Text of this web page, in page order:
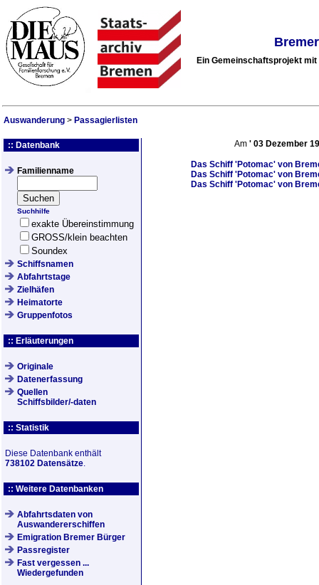
Ein Gemeinschaftsprojekt
Auswanderung > Passagierlisten
:: Datenbank
Familienname
Suchhilfe
exakte Übereinstimmung
GROSS/klein beachten
Soundex
Schiffsnamen
Abfahrtstage
Zielhäfen
Heimatorte
Gruppenfotos
:: Erläuterungen
Originale
Datenerfassung
Quellen
Schiffsbilder/-daten
:: Statistik
Diese Datenbank enthält
738102 Datensätze.
:: Weitere Datenbanken
Abfahrtsdaten von
Auswandererschiffen
Emigration Bremer Bürger
Passregister
Fast vergessen ...
Wiedergefunden
Am ' 03 Dezember
Das Schiff 'Potomac' von
Das Schiff 'Potomac' von
Das Schiff 'Potomac' von